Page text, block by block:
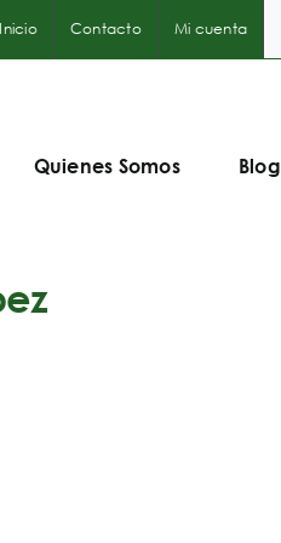
Inicio Contacto Mi cuenta
Quienes Somos Blog